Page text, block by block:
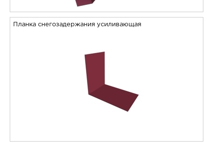
Планка снегозадержания усиливающая